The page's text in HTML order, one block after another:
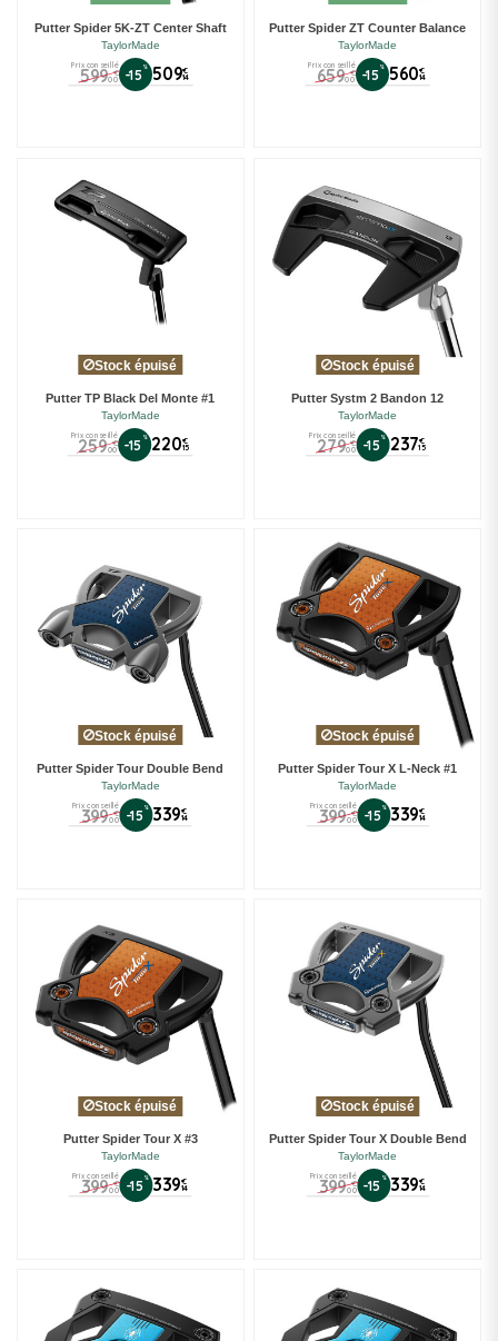
Putter Spider 5K-ZT Center Shaft
TaylorMade
Prix conseillé
599 €
00 -15 % 509€
14
Putter Spider ZT Counter Balance
TaylorMade
Prix conseillé
659 €
00 -15 % 560€
14
Stock épuisé
Putter TP Black Del Monte #1
TaylorMade
Prix conseillé
259 €
00 -15 % 220€
15
Stock épuisé
Putter Systm 2 Bandon 12
TaylorMade
Prix conseillé
279 €
00 -15 % 237€
15
Stock épuisé
Putter Spider Tour Double Bend
TaylorMade
Prix conseillé
399 €
00 -15 % 339€
14
Stock épuisé
Putter Spider Tour X L-Neck #1
TaylorMade
Prix conseillé
399 €
00 -15 % 339€
14
Stock épuisé
Putter Spider Tour X #3
TaylorMade
Prix conseillé
399 €
00 -15 % 339€
14
Stock épuisé
Putter Spider Tour X Double Bend
TaylorMade
Prix conseillé
399 €
00 -15 % 339€
14